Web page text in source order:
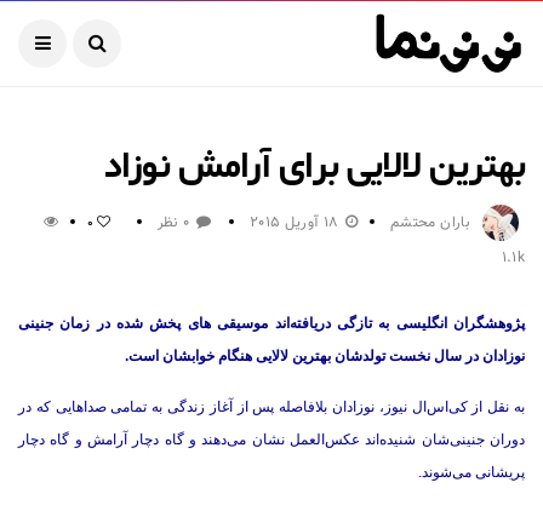
بهترین لالایی برای آرامش نوزاد
باران محتشم 18 آوریل 2015 0 نظر 0
1.1k
پژوهشگران انگلیسی به تازگی دریافته‌اند موسیقی های پخش شده در زمان جنینی
نوزادان در سال نخست تولدشان بهترین لالایی هنگام خوابشان است.
به نقل از کی‌اس‌ال نیوز، نوزادان بلافاصله پس از آغاز زندگی‌ به تمامی صداهایی که در
دوران جنینی‌شان شنیده‌اند عکس‌العمل نشان می‌دهند و گاه دچار آرامش و گاه دچار
پریشانی می‌شوند.